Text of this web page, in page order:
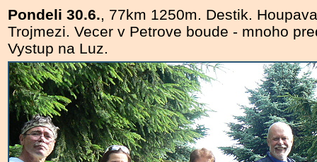
Pondeli 30.6., 77km 1250m. Destik.
Trojmezi. Vecer v Petrove boude - mnoho
Vystup na Luz.